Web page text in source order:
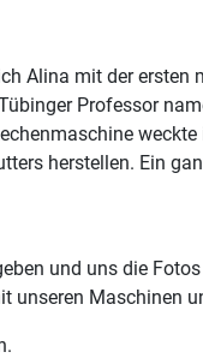
Alina mit der
Professor
herstellen. Ein
und uns die
unseren Maschinen